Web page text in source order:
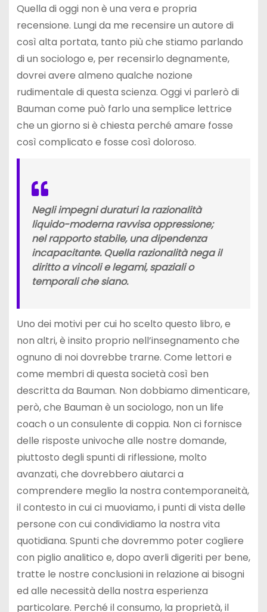
Quella di oggi non è una vera e propria
recensione. Lungi da me recensire un autore di
così alta portata, tanto più che stiamo parlando
di un sociologo e, per recensirlo degnamente,
dovrei avere almeno qualche nozione
rudimentale di questa scienza. Oggi vi parlerò di
Bauman come può farlo una semplice lettrice
che un giorno si è chiesta perché amare fosse
così complicato e fosse così doloroso.
Negli impegni duraturi la razionalità
liquido-moderna ravvisa oppressione;
nel rapporto stabile, una dipendenza
incapacitante. Quella razionalità nega il
diritto a vincoli e legami, spaziali o
temporali che siano.
Uno dei motivi per cui ho scelto questo libro, e
non altri, è insito proprio nell’insegnamento che
ognuno di noi dovrebbe trarne. Come lettori e
come membri di questa società così ben
descritta da Bauman. Non dobbiamo dimenticare,
però, che Bauman è un sociologo, non un life
coach o un consulente di coppia. Non ci fornisce
delle risposte univoche alle nostre domande,
piuttosto degli spunti di riflessione, molto
avanzati, che dovrebbero aiutarci a
comprendere meglio la nostra contemporaneità,
il contesto in cui ci muoviamo, i punti di vista delle
persone con cui condividiamo la nostra vita
quotidiana. Spunti che dovremmo poter cogliere
con piglio analitico e, dopo averli digeriti per bene,
tratte le nostre conclusioni in relazione ai bisogni
ed alle necessità della nostra esperienza
particolare. Perché il consumo, la proprietà, il